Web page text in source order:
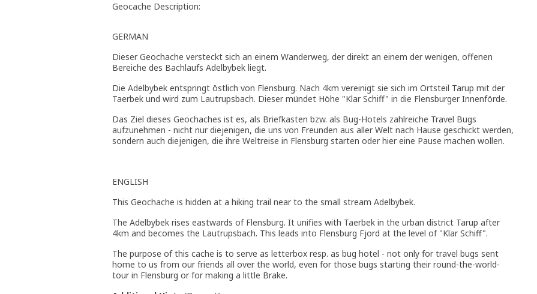
Geocache Description:
GERMAN
Dieser Geochache versteckt sich an einem Wanderweg, der direkt an einem der wenigen, offenen
Bereiche des Bachlaufs Adelbybek liegt.
Die Adelbybek entspringt östlich von Flensburg. Nach 4km vereinigt sie sich im Ortsteil Tarup mit der
Taerbek und wird zum Lautrupsbach. Dieser mündet Höhe "Klar Schiff" in die Flensburger Innenförde.
Das Ziel dieses Geochaches ist es, als Briefkasten bzw. als Bug-Hotels zahlreiche Travel Bugs
aufzunehmen - nicht nur diejenigen, die uns von Freunden aus aller Welt nach Hause geschickt werden,
sondern auch diejenigen, die ihre Weltreise in Flensburg starten oder hier eine Pause machen wollen.
ENGLISH
This Geochache is hidden at a hiking trail near to the small stream Adelbybek.
The Adelbybek rises eastwards of Flensburg. It unifies with Taerbek in the urban district Tarup after
4km and becomes the Lautrupsbach. This leads into Flensburg Fjord at the level of "Klar Schiff".
The purpose of this cache is to serve as letterbox resp. as bug hotel - not only for travel bugs sent
home to us from our friends all over the world, even for those bugs starting their round-the-world-
tour in Flensburg or for making a little Brake.